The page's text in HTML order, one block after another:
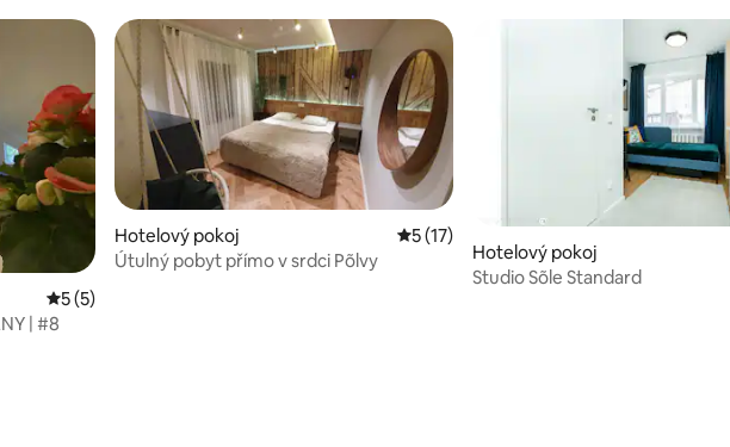
Průměrné hodnocení 5 z 5, 5 hodnocení
5 (5)
| #8
Hotelový pokoj Průměrné hodnocení 5 z 5, 17 hodnocení
5 (17)
Útulný pobyt přímo v srdci Põlvy
Hotelový pokoj
Studio Sõle Standard